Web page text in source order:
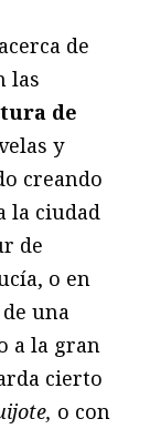
de
las
de
y
creando
la ciudad
de
o en
una
a la gran
cierto
o con